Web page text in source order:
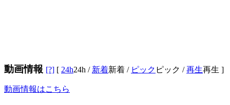
動画情報 [?] [ 24h24h / 新着新着 / ピック ピック /再生再生 ]
動画情報はこちら